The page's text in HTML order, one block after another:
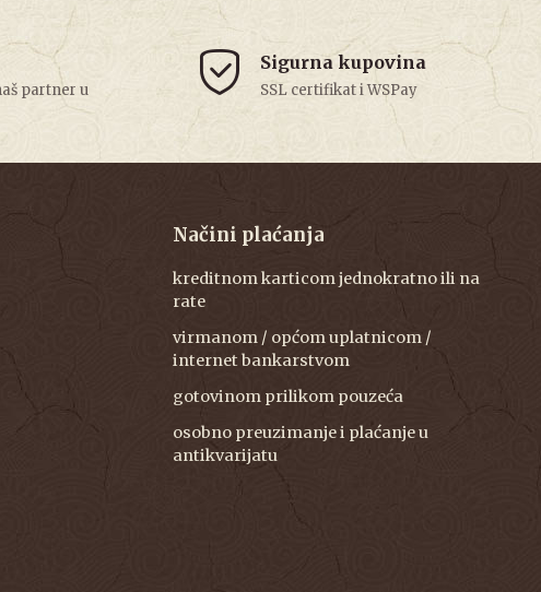
partner u
Sigurna kupovina
SSL certifikat i WSPay
Načini plaćanja
kreditnom karticom jednokratno ili na
rate
virmanom / općom uplatnicom /
internet bankarstvom
gotovinom prilikom pouzeća
osobno preuzimanje i plaćanje u
antikvarijatu